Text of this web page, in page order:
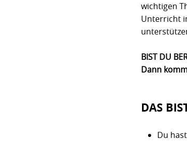
wichtigen
Unterricht
BIST DU
Dann
DAS
Du